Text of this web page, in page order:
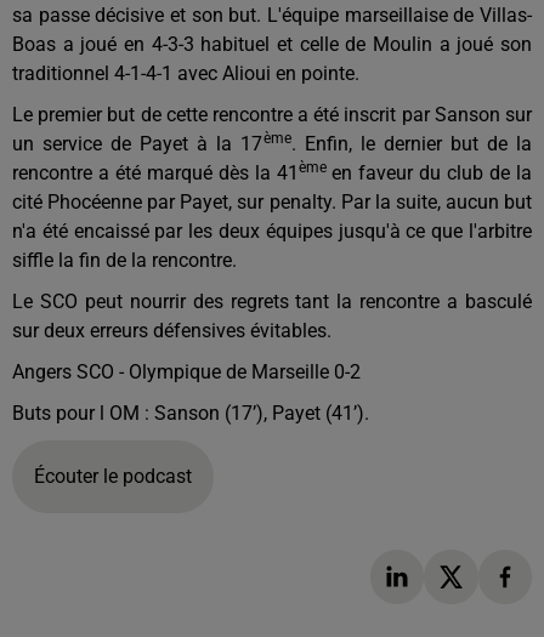
sa passe décisive et son but. L'équipe marseillaise de Villas-
Boas a joué en 4-3-3 habituel et celle de Moulin a joué son
traditionnel 4-1-4-1 avec Alioui en pointe.
Le premier but de cette rencontre a été inscrit par Sanson sur
un service de Payet à la 17ème. Enfin, le dernier but de la
rencontre a été marqué dès la 41 èmeen faveur du club de la
cité Phocéenne par Payet, sur penalty. Par la suite, aucun but
n'a été encaissé par les deux équipes jusqu'à ce que l'arbitre
siffle la fin de la rencontre.
Le SCO peut nourrir des regrets tant la rencontre a basculé
sur deux erreurs défensives évitables.
Angers SCO - Olympique de Marseille 0-2
Buts pour l OM : Sanson (17’), Payet (41’).
Écouter le podcast